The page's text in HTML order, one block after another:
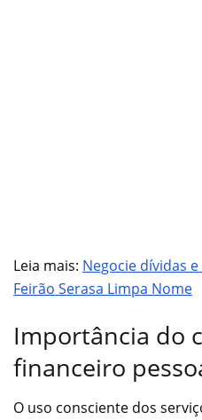
Leia mais: Negocie dívidas
Feirão Serasa Limpa Nome
Importância do
financeiro
O uso consciente dos